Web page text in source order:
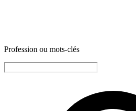
Profession ou mots-clés